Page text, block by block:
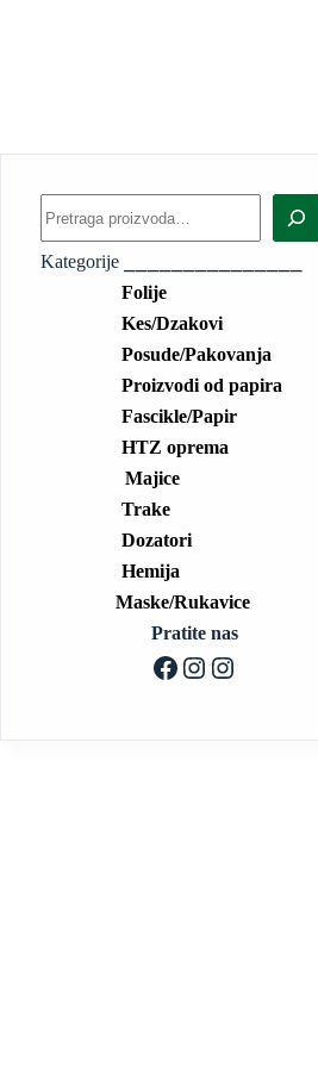
Kategorije ⎯⎯⎯⎯⎯⎯⎯⎯⎯⎯⎯⎯⎯⎯⎯
Folije
Kes/Dzakovi
Posude/Pakovanja
Proizvodi od papira
Fascikle/Papir
HTZ oprema
Majice
Trake
Dozatori
Hemija
Maske/Rukavice
Pratite nas